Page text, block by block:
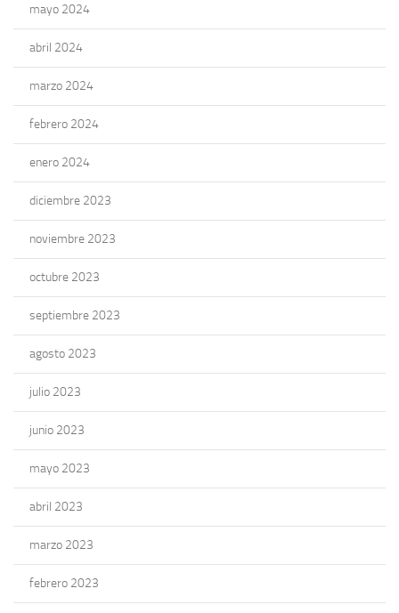
mayo 2024
abril 2024
marzo 2024
febrero 2024
enero 2024
diciembre 2023
noviembre 2023
octubre 2023
septiembre 2023
agosto 2023
julio 2023
junio 2023
mayo 2023
abril 2023
marzo 2023
febrero 2023